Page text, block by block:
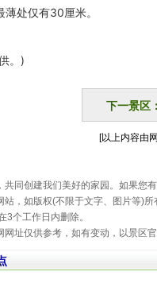
处仅有30厘米。
。)
下一景区
[以上内容由
同创建我们美好的家园。如果您
，如版权(不限于文字、图片等)
3个工作日内删除。
址仅供参考，如有变动，以景区